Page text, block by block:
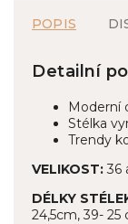
POPIS
Detailní
Moderní
Stélka
Trendy
VELIKOST: 36
DÉLKY
24,5cm, 39- 25